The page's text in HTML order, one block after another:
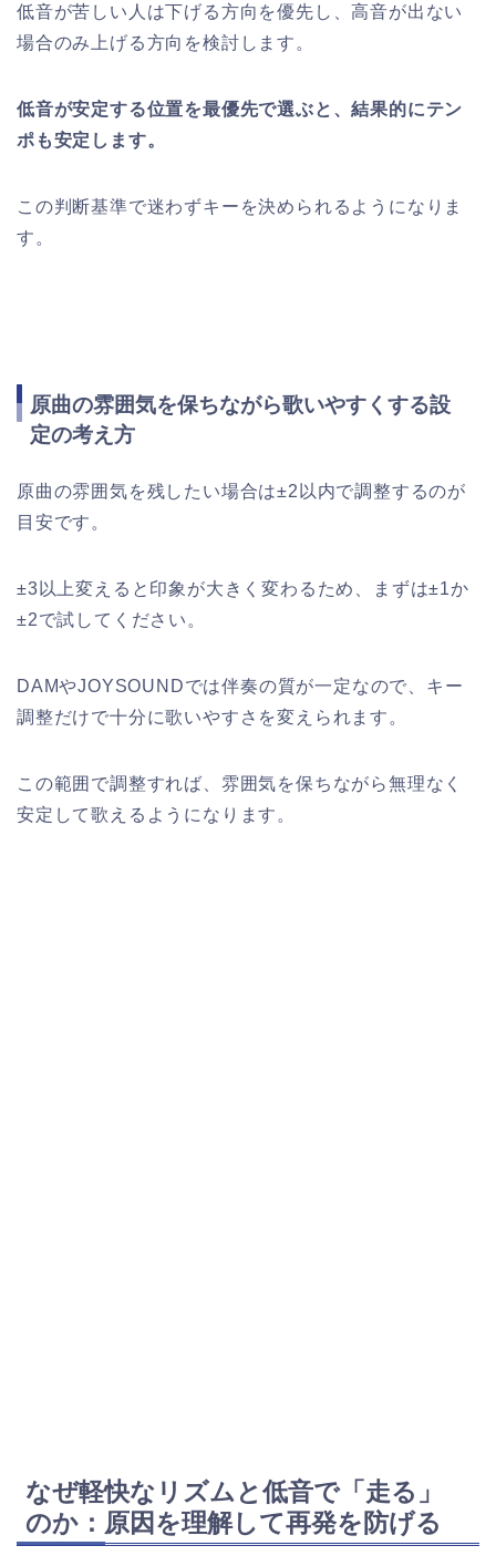
低音が苦しい人は下げる方向を優先し、高音が出ない
場合のみ上げる方向を検討します。
低音が安定する位置を最優先で選ぶと、結果的にテン
ポも安定します。
この判断基準で迷わずキーを決められるようになりま
す。
原曲の雰囲気を保ちながら歌いやすくする設
定の考え方
原曲の雰囲気を残したい場合は±2以内で調整するのが
目安です。
±3以上変えると印象が大きく変わるため、まずは±1か
±2で試してください。
DAMやJOYSOUNDでは伴奏の質が一定なので、キー
調整だけで十分に歌いやすさを変えられます。
この範囲で調整すれば、雰囲気を保ちながら無理なく
安定して歌えるようになります。
なぜ軽快なリズムと低音で「走る」
のか：原因を理解して再発を防げる